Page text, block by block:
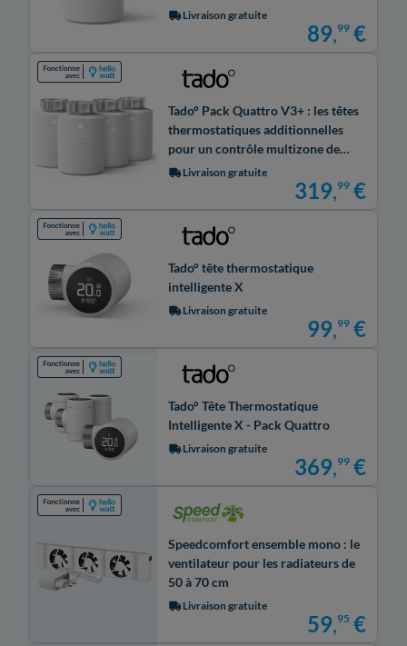
indépendamment
Livraison gratuite
89,99 €
Tado° Pack Quattro V3+ : les têtes
thermostatiques additionnelles
pour un contrôle multizone de
votre chauffage
Livraison gratuite
319,99 €
Tado° tête thermostatique
intelligente X
Livraison gratuite
99,99 €
Tado° Tête Thermostatique
Intelligente X - Pack Quattro
Livraison gratuite
369,99 €
Speedcomfort ensemble mono : le
ventilateur pour les radiateurs de
50 à 70 cm
Livraison gratuite
59,95 €